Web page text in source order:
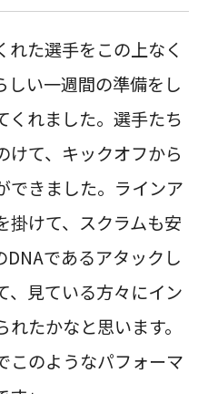
れた選手をこの上なく
しい一週間の準備をし
くれました。選手たち
けて、キックオフから
できました。ラインア
掛けて、スクラムも安
であるアタックし
、見ている方々にイン
たかなと思います。
このようなパフォーマ